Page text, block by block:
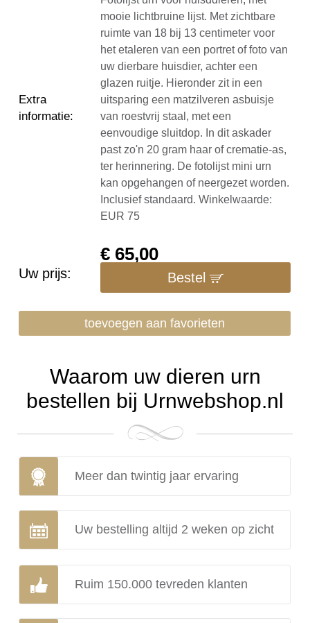
Extra
informatie:
mooie lichtbruine lijst. Met zichtbare
ruimte van 18 bij 13 centimeter voor
het etaleren van een portret of foto van
uw dierbare huisdier, achter een
glazen ruitje. Hieronder zit in een
uitsparing een matzilveren asbuisje
van roestvrij staal, met een
eenvoudige sluitdop. In dit askader
past zo'n 20 gram haar of crematie-as,
ter herinnering. De fotolijst mini urn
kan opgehangen of neergezet worden.
Inclusief standaard. Winkelwaarde:
EUR 75
Uw prijs:
€ 65,00
Bestel
toevoegen aan favorieten
Waarom uw dieren urn
bestellen bij Urnwebshop.nl
Meer dan twintig jaar ervaring
Uw bestelling altijd 2 weken op zicht
Ruim 150.000 tevreden klanten